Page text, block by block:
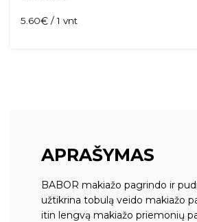
5.60€/ 1 vnt
APRAŠYMAS
BABOR makiažo pagrindo ir
užtikrina tobulą veido makiažo
itin lengvą makiažo priemonių